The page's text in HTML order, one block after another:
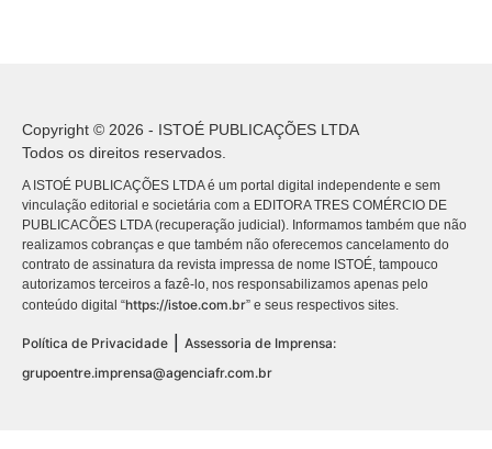
Copyright © 2026 - ISTOÉ PUBLICAÇÕES LTDA
Todos os direitos reservados.
A ISTOÉ PUBLICAÇÕES LTDA é um portal digital independente e sem
vinculação editorial e societária com a EDITORA TRES COMÉRCIO DE
PUBLICACÕES LTDA (recuperação judicial). Informamos também que não
realizamos cobranças e que também não oferecemos cancelamento do
contrato de assinatura da revista impressa de nome ISTOÉ, tampouco
autorizamos terceiros a fazê-lo, nos responsabilizamos apenas pelo
conteúdo digital “https://istoe.com.br” e seus respectivos sites.
Política de Privacidade
Assessoria de Imprensa:
grupoentre.imprensa@agenciafr.com.br